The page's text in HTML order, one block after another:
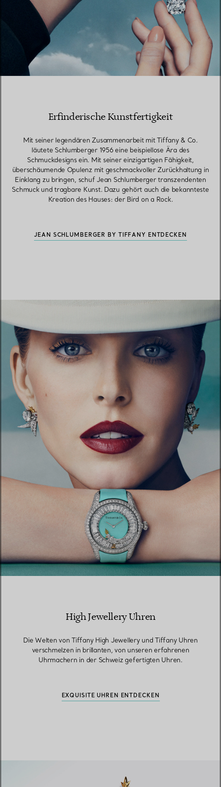
Erfinderische Kunstfertigkeit
Mit seiner legendären Zusammenarbeit mit Tiffany & Co.
läutete Schlumberger 1956 eine beispiellose Ära des
Schmuckdesigns ein. Mit seiner einzigartigen Fähigkeit,
überschäumende Opulenz mit geschmackvoller Zurückhaltung in
Einklang zu bringen, schuf Jean Schlumberger transzendenten
Schmuck und tragbare Kunst. Dazu gehört auch die bekannteste
Kreation des Hauses: der Bird on a Rock.
JEAN SCHLUMBERGER BY TIFFANY ENTDECKEN
High Jewellery Uhren
Die Welten von Tiffany High Jewellery und Tiffany Uhren
verschmelzen in brillanten, von unseren erfahrenen
Uhrmachern in der Schweiz gefertigten Uhren.
EXQUISITE UHREN ENTDECKEN